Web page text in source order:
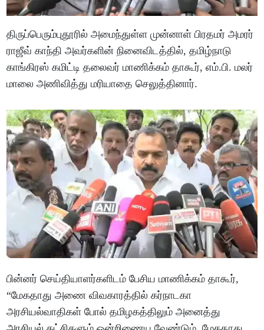
திருப்பெரும்புதூரில் அமைந்துள்ள முன்னாள் பிரதமர் அமரர்
ராஜீவ் காந்தி அவர்களின் நினைவிடத்தில், தமிழ்நாடு
காங்கிரஸ் கமிட்டி தலைவர் மாணிக்கம் தாகூர், எம்.பி. மலர்
மாலை அணிவித்து மரியாதை செலுத்தினார்.
பின்னர் செய்தியாளர்களிடம் பேசிய மாணிக்கம் தாகூர்,
“மேகதாது அணை விவகாரத்தில் கர்நாடகா
அரசியல்வாதிகள் போல் தமிழகத்திலும் அனைத்து